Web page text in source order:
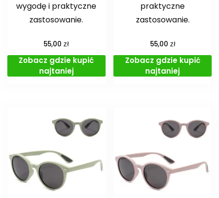
wygodę i praktyczne
zastosowanie.
55,00zł
Zobacz gdzie kupić
najtaniej
praktyczne
zastosowanie.
55,00 zł
Zobacz gdzie kupić
najtaniej